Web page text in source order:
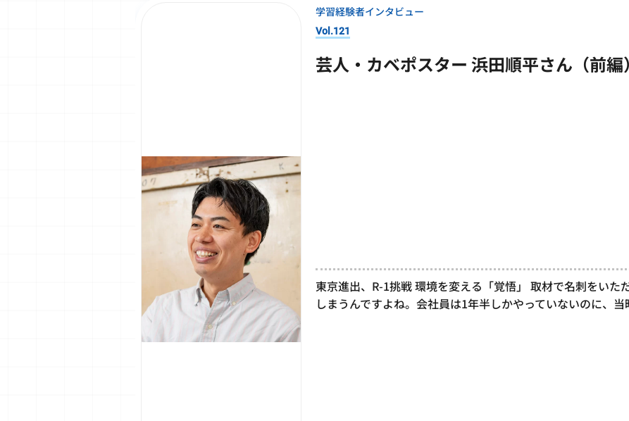
学習経験者インタビュー
Vol.121
芸人・カベポスター 浜田順平さん（前編）
東京進出、R-1挑戦 環境を変える「覚悟」 取材で名刺をいた
しまうんですよね。会社員は1年半しかやっていないのに、